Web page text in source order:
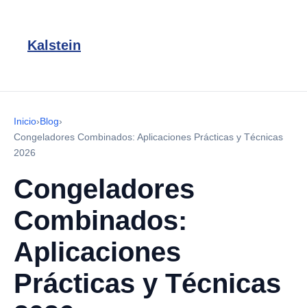
Kalstein
Inicio›Blog›
Congeladores Combinados: Aplicaciones Prácticas y Técnicas
2026
Congeladores
Combinados:
Aplicaciones
Prácticas y Técnicas